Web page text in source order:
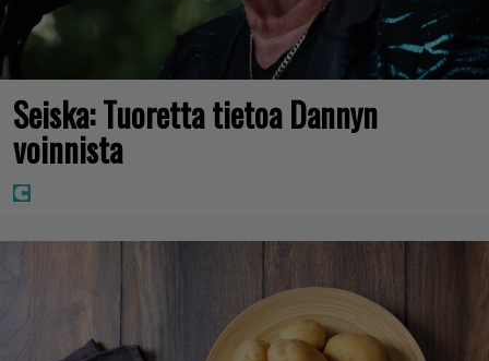
Seiska: Tuoretta tietoa Dannyn
voinnista